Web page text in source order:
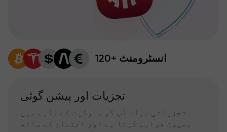
120+ انسٹرومنٹ
تجزیات اور پیشن گوئی
تجزیاتی مواد آپ کو مارکیٹ کے بارے میں
بصیرت فراہم کرتا ہے اور اعتماد کے ساتھ